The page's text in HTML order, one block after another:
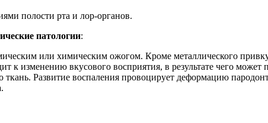
полости рта и лор-органов.
патологии:
или химическим ожогом. Кроме металлического
к изменению вкусового восприятия, в результате чего может
Развитие воспаления провоцирует деформацию